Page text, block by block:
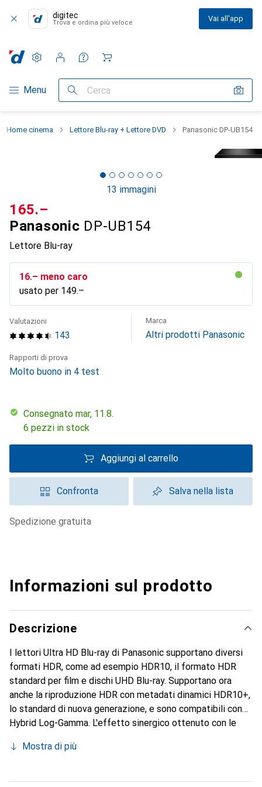
digitec
Trova e ordina più veloce Vai all'app
Categoria Navigazione
Menu Cerca
Impostazioni
Conto cliente
Liste di confronto
Liste dei desideri
Carrello
Home cinema Lettore Blu-ray + Lettore DVD Panasonic DP-UB154
13 immagini
Panasonic DP-UB154
Lettore Blu-ray
CHF
165.–
CHF
16.– meno caro
usato per CHF
149.–
143
Valutazioni Marca
Altri prodotti Panasonic
Rapporti di prova
Molto buono in 4 test
Consegnato mar, 11.8.
6 pezzi in stock
Aggiungi al carrello
Confronta Salva nella lista
spedizione gratuita
Informazioni sul prodotto
Descrizione
I lettori Ultra HD Blu-ray di Panasonic supportano diversi
formati HDR, come ad esempio HDR10, il formato HDR
standard per film e dischi UHD Blu-ray. Supportano ora
anche la riproduzione HDR con metadati dinamici HDR10+,
lo standard di nuova generazione, e sono compatibili con
Hybrid Log-Gamma. L'effetto sinergico ottenuto con le
Panasonic consente un'uscita delle immagini ancora più
generazione dello standard Blu-ray Disc. Questa
Mostra di più